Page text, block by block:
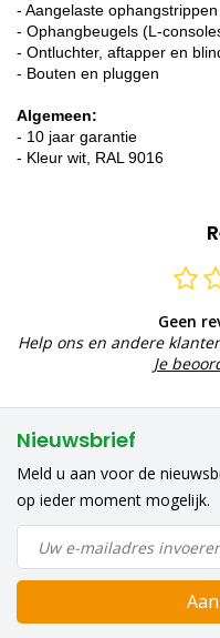
- Aangelaste ophangstrippen
- Ophangbeugels (L-
- Ontluchter, aftapper en
- Bouten en pluggen
Algemeen:
- 10 jaar garantie
- Kleur wit, RAL 9016
Geen
Help ons en andere
Je
Nieuwsbrief
Meld u aan voor de
op ieder moment mogelijk.